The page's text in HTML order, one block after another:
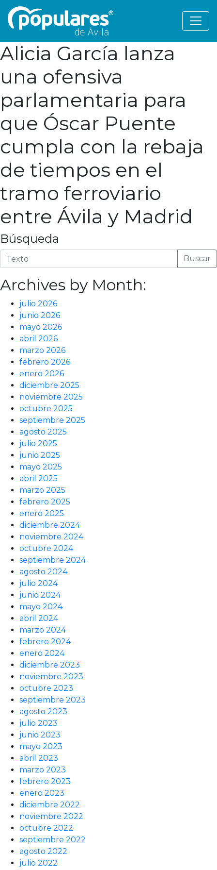
Alicia García lanza
una ofensiva
parlamentaria para
que Óscar Puente
cumpla con la rebaja
de tiempos en el
tramo ferroviario
entre Ávila y Madrid
Búsqueda
Buscar
Archives by Month:
julio 2026
junio 2026
mayo 2026
abril 2026
marzo 2026
febrero 2026
enero 2026
diciembre 2025
noviembre 2025
octubre 2025
septiembre 2025
agosto 2025
julio 2025
junio 2025
mayo 2025
abril 2025
marzo 2025
febrero 2025
enero 2025
diciembre 2024
noviembre 2024
octubre 2024
septiembre 2024
agosto 2024
julio 2024
junio 2024
mayo 2024
abril 2024
marzo 2024
febrero 2024
enero 2024
diciembre 2023
noviembre 2023
octubre 2023
septiembre 2023
agosto 2023
julio 2023
junio 2023
mayo 2023
abril 2023
marzo 2023
febrero 2023
enero 2023
diciembre 2022
noviembre 2022
octubre 2022
septiembre 2022
agosto 2022
julio 2022